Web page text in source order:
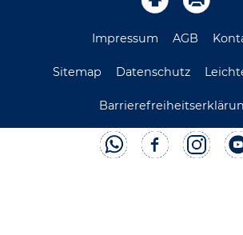
Impressum AGB
Sitemap Datenschutz